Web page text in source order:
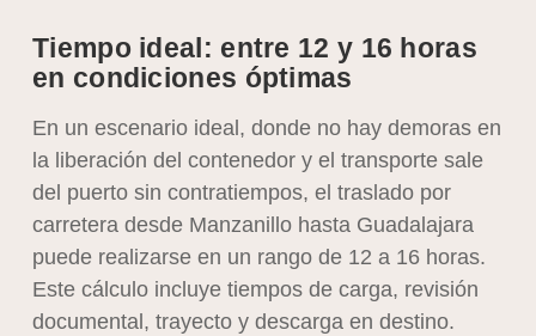
Tiempo ideal: entre 12 y 16 horas
en condiciones óptimas
En un escenario ideal, donde no hay demoras en
la liberación del contenedor y el transporte sale
del puerto sin contratiempos, el traslado por
carretera desde Manzanillo hasta Guadalajara
puede realizarse en un rango de 12 a 16 horas.
Este cálculo incluye tiempos de carga, revisión
documental, trayecto y descarga en destino.